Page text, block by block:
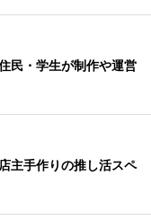
民・学生が制作や運営
主手作りの推し活スペ